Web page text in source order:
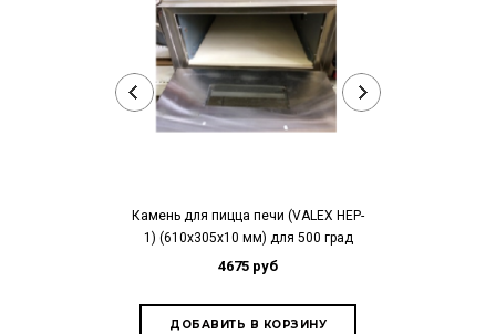
Камень для пицца печи (VALEX HEP-
1) (610х305х10 мм) для 500 град
4675 руб